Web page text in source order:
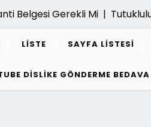
Gerekli Mi |Tutukluluk
LISTE SAYFA LISTESI
DISLIKE GÖNDERME BEDAVA